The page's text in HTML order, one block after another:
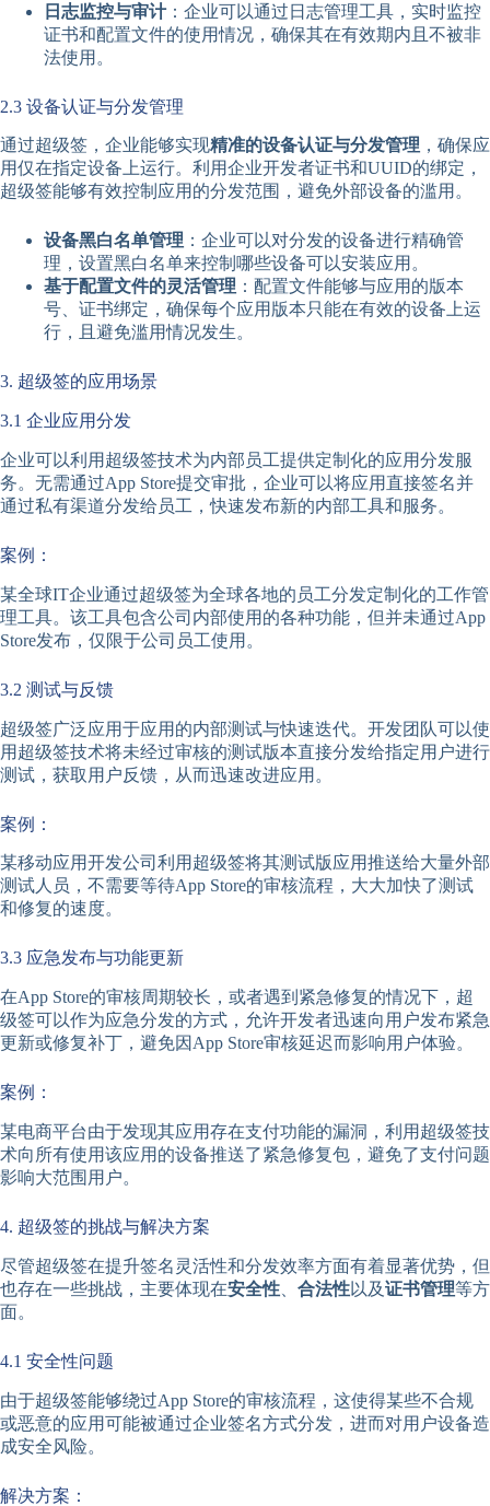
日志监控与审计：企业可以通过日志管理工具，实时监控
证书和配置文件的使用情况，确保其在有效期内且不被非
法使用。
2.3 设备认证与分发管理
通过超级签，企业能够实现精准的设备认证与分发管理 ，确保应
用仅在指定设备上运行。利用企业开发者证书和UUID的绑定，
超级签能够有效控制应用的分发范围，避免外部设备的滥用。
设备黑白名单管理 ：企业可以对分发的设备进行精确管
理，设置黑白名单来控制哪些设备可以安装应用。
基于配置文件的灵活管理 ：配置文件能够与应用的版本
号、证书绑定，确保每个应用版本只能在有效的设备上运
行，且避免滥用情况发生。
3. 超级签的应用场景
3.1 企业应用分发
企业可以利用超级签技术为内部员工提供定制化的应用分发服
务。无需通过App Store提交审批，企业可以将应用直接签名并
通过私有渠道分发给员工，快速发布新的内部工具和服务。
案例：
某全球IT企业通过超级签为全球各地的员工分发定制化的工作管
理工具。该工具包含公司内部使用的各种功能，但并未通过App
Store发布，仅限于公司员工使用。
3.2 测试与反馈
超级签广泛应用于应用的内部测试与快速迭代。开发团队可以使
用超级签技术将未经过审核的测试版本直接分发给指定用户进行
测试，获取用户反馈，从而迅速改进应用。
案例：
某移动应用开发公司利用超级签将其测试版应用推送给大量外部
测试人员，不需要等待App Store的审核流程，大大加快了测试
和修复的速度。
3.3 应急发布与功能更新
在App Store的审核周期较长，或者遇到紧急修复的情况下，超
级签可以作为应急分发的方式，允许开发者迅速向用户发布紧急
更新或修复补丁，避免因App Store审核延迟而影响用户体验。
案例：
某电商平台由于发现其应用存在支付功能的漏洞，利用超级签技
术向所有使用该应用的设备推送了紧急修复包，避免了支付问题
影响大范围用户。
4. 超级签的挑战与解决方案
尽管超级签在提升签名灵活性和分发效率方面有着显著优势，但
也存在一些挑战，主要体现在安全性 合法性以及证书管理等方
面。
4.1 安全性问题
由于超级签能够绕过App Store的审核流程，这使得某些不合规
或恶意的应用可能被通过企业签名方式分发，进而对用户设备造
成安全风险。
解决方案：